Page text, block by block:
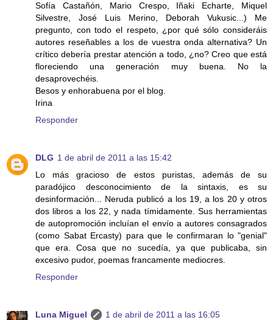
Sofía Castañón, Mario Crespo, Iñaki Echarte, Miquel
Silvestre, José Luis Merino, Deborah Vukusic...) Me
pregunto, con todo el respeto, ¿por qué sólo consideráis
autores reseñables a los de vuestra onda alternativa? Un
crítico debería prestar atención a todo, ¿no? Creo que está
floreciendo una generación muy buena. No la
desaprovechéis.
Besos y enhorabuena por el blog.
Irina
Responder
DLG 1 de abril de 2011 a las 15:42
Lo más gracioso de estos puristas, además de su
paradójico desconocimiento de la sintaxis, es su
desinformación... Neruda publicó a los 19, a los 20 y otros
dos libros a los 22, y nada tímidamente. Sus herramientas
de autopromoción incluían el envío a autores consagrados
(como Sabat Ercasty) para que le confirmaran lo "genial"
que era. Cosa que no sucedía, ya que publicaba, sin
excesivo pudor, poemas francamente mediocres.
Responder
Luna Miguel
1 de abril de 2011 a las 16:05